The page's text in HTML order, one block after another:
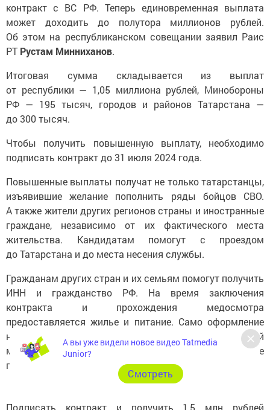
контракт с ВС РФ. Теперь единовременная выплата
может доходить до полутора миллионов рублей.
Об этом на республиканском совещании заявил Раис
РТ Рустам Минниханов.
Итоговая сумма складывается из выплат
от республики — 1,05 миллиона рублей, Минобороны
РФ — 195 тысяч, городов и районов Татарстана —
до 300 тысяч.
Чтобы получить повышенную выплату, необходимо
подписать контракт до 31 июля 2024 года.
Повышенные выплаты получат не только татарстанцы,
изъявившие желание пополнить ряды бойцов СВО.
А также жители других регионов страны и иностранные
граждане, независимо от их фактического места
жительства. Кандидатам помогут с проездом
до Татарстана и до места несения службы.
Гражданам других стран и их семьям помогут получить
ИНН и гражданство РФ. На время заключения
контракта и прохождения медосмотра
предоставляется жилье и питание. Само оформление
на службу занимает от нескольких часов до двух дней
максимум. Также будет проведено боевое слаживание
подписавших контракт в Татарстане.
Подписать контракт и получить 1,5 млн рублей
А вы уже видели новое видео Tatmedia
Junior?
Cмотреть